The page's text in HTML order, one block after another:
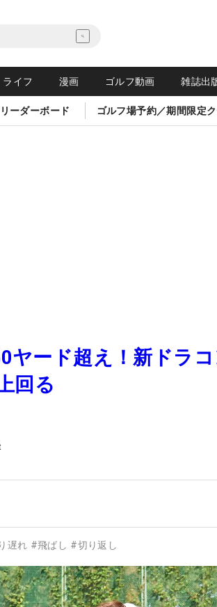
ライフ 漫画 ゴルフ動画 雑誌出
ーダーボード ゴルフ場予約／期間限定
ヤード超え！新ドラ
回る
遅れ #飛ばし #切り返し